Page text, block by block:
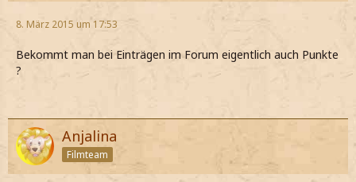
8. März 2015 um 17:53
Bekommt man bei Einträgen im Forum eigentlich auch Punkte
?
Anjalina
Filmteam